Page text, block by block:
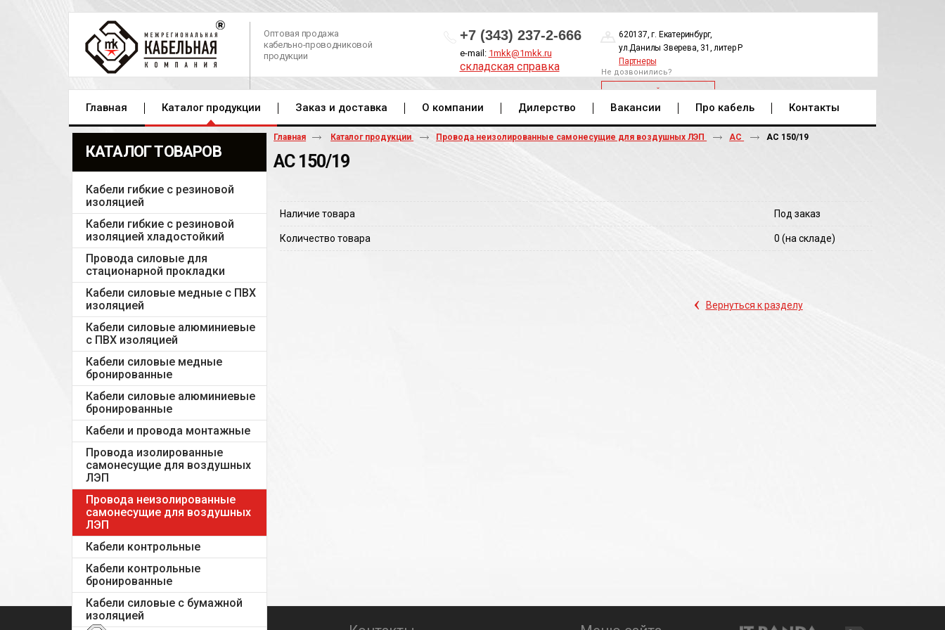
Оптовая продажа
кабельно-проводниковой
продукции
+7 (343) 237-2-666
e-mail: 1mkk@1mkk.ru
складская справка
620137, г. Екатеринбург,
ул.Данилы Зверева, 31, литер Р
Партнеры
Не дозвонились?
ОБРАТНЫЙ ЗВОНОК
Главная Каталог продукции Заказ и доставка О компании Дилерство Вакансии Про кабель Контакты
КАТАЛОГ ТОВАРОВ
Кабели гибкие с резиновой
изоляцией
Кабели гибкие с резиновой
изоляцией хладостойкий
Провода силовые для
стационарной прокладки
Кабели силовые медные с ПВХ
изоляцией
Кабели силовые алюминиевые
с ПВХ изоляцией
Кабели силовые медные
бронированные
Кабели силовые алюминиевые
бронированные
Кабели и провода монтажные
Провода изолированные
самонесущие для воздушных
ЛЭП
Провода неизолированные
самонесущие для воздушных
ЛЭП
Кабели контрольные
Кабели контрольные
бронированные
Кабели силовые с бумажной
изоляцией
Главная Каталог продукции Провода неизолированные самонесущие для воздушных ЛЭП АС АС 150/19
АС 150/19
Наличие товара Под заказ
Количество товара 0 (на складе)
‹ Вернуться к разделу